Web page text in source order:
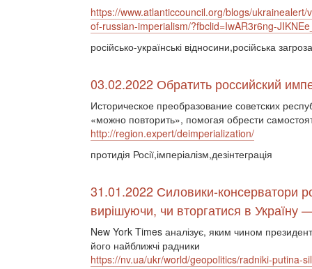
https://www.atlanticcouncil.org/blogs/
of-russian-imperialism/?fbclid=IwAR3r6ng-
російсько-українські відносини,російська
03.02.2022 Обратить российский
Историческое преобразование советских
«можно повторить», помогая обрести
http://region.expert/deimperialization/
протидія Росії,імперіалізм,дезінтеграція
31.01.2022 Силовики-консерватори
вирішуючи, чи вторгатися в Україну
New York Times аналізує, яким чином
його найближчі радники
https://nv.ua/ukr/world/geopolitics/radniki-putina-